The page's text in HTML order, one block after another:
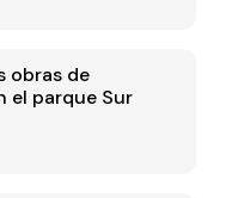
obras de
el parque Sur